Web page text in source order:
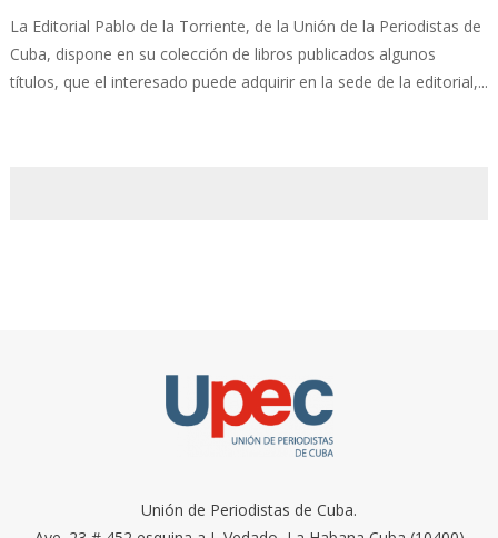
La Editorial Pablo de la Torriente, de la Unión de la Periodistas de
Cuba, dispone en su colección de libros publicados algunos
títulos, que el interesado puede adquirir en la sede de la editorial,...
Unión de Periodistas de Cuba.